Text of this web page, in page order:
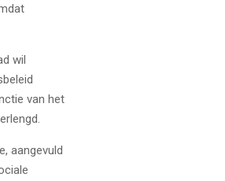
wil
van het
aangevuld